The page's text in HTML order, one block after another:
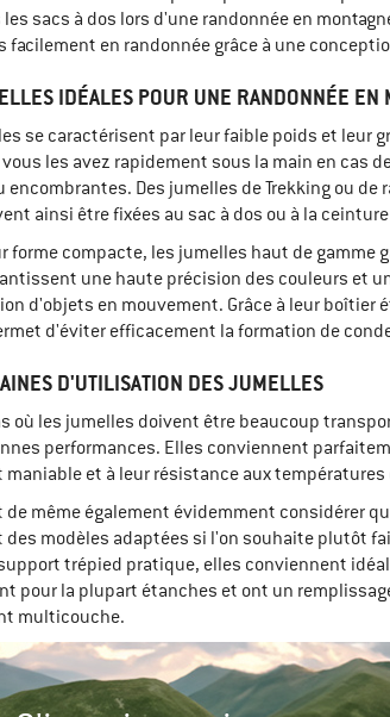
sacs à dos lors d'une randonnée en
facilement en randonnée grâce à une
IDÉALES POUR UNE RANDONNÉE EN
se caractérisent par leur faible poids et leur
les avez rapidement sous la main en cas
encombrantes. Des jumelles de Trekking ou
ainsi être fixées au sac à dos ou à la
forme compacte, les jumelles haut de
une haute précision des couleurs et
d'objets en mouvement. Grâce à leur
d'éviter efficacement la formation de
D'UTILISATION DES JUMELLES
où les jumelles doivent être beaucoup
performances. Elles conviennent
maniable et à leur résistance aux
de même également évidemment considérer
des modèles adaptées si l'on souhaite plutôt
trépied pratique, elles conviennent
pour la plupart étanches et ont un
multicouche.